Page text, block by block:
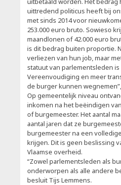
uittredend politicus heeft bij
met sinds 2014 voor
253.000 euro bruto. Sowieso
maandlonen of 42.000 euro
is dit bedrag buiten proportie.
verliezen van hun job, maar
statuut van parlementsleden
Vereenvoudiging en meer
de burger kunnen
Op gemeentelijk niveau
inkomen na het beëindigen
of burgemeester. Het aantal
aantal jaren dat ze
burgemeester na een
krijgen. Dit is geen beslissing
Vlaamse overheid.
“Zowel parlementsleden als
onderworpen als alle andere
besluit Tijs Lemmens.